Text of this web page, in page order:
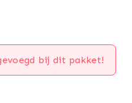
bij dit pakket!